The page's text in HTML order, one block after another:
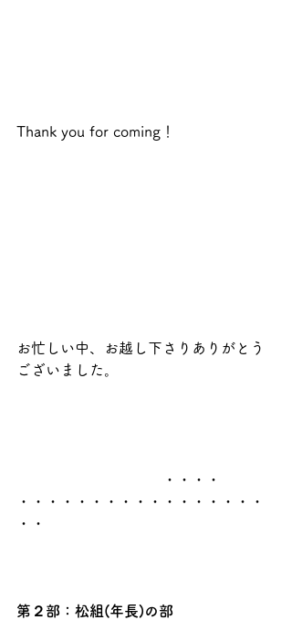
Thank you for coming！
お忙しい中、お越し下さりありがとう
ございました。
・・・・・・・・・・・・・・・・・
第２部：松組(年長)の部